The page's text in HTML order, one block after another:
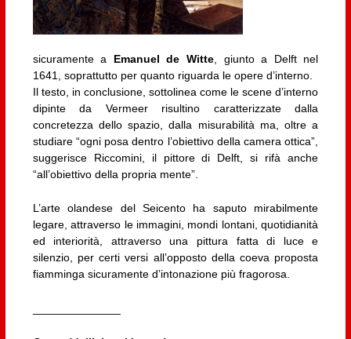
sicuramente a Emanuel de Witte , giunto a Delft nel
1641, soprattutto per quanto riguarda le opere d’interno.
Il testo, in conclusione, sottolinea come le scene d’interno
dipinte da Vermeer risultino caratterizzate dalla
concretezza dello spazio, dalla misurabilità ma, oltre a
studiare “ogni posa dentro l’obiettivo della camera ottica”,
suggerisce Riccomini, il pittore di Delft, si rifà anche
“all’obiettivo della propria mente”.
L’arte olandese del Seicento ha saputo mirabilmente
legare, attraverso le immagini, mondi lontani, quotidianità
ed interiorità, attraverso una pittura fatta di luce e
silenzio, per certi versi all’opposto della coeva proposta
fiamminga sicuramente d’intonazione più fragorosa.